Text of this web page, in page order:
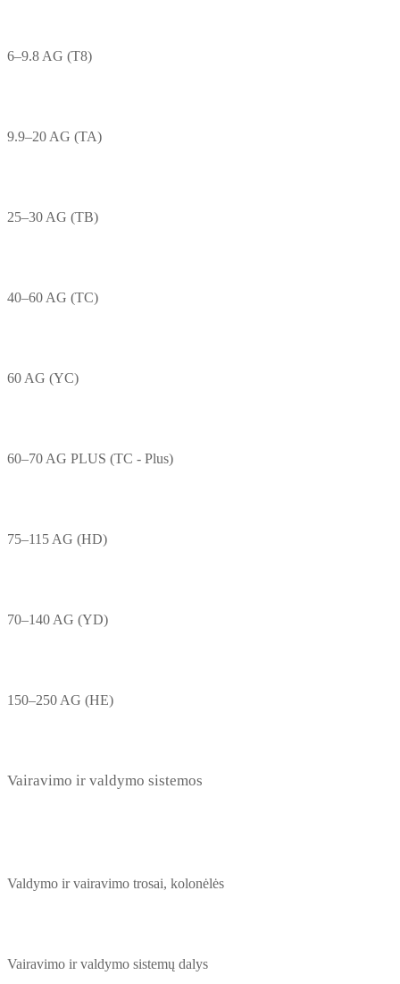
6–9.8 AG (T8)
9.9–20 AG (TA)
25–30 AG (TB)
40–60 AG (TC)
60 AG (YC)
60–70 AG PLUS (TC - Plus)
75–115 AG (HD)
70–140 AG (YD)
150–250 AG (HE)
Vairavimo ir valdymo sistemos
Valdymo ir vairavimo trosai, kolonėlės
Vairavimo ir valdymo sistemų dalys